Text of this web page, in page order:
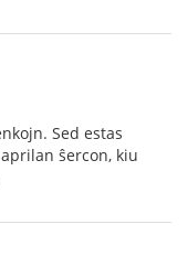
Sed estas
ŝercon, kiu